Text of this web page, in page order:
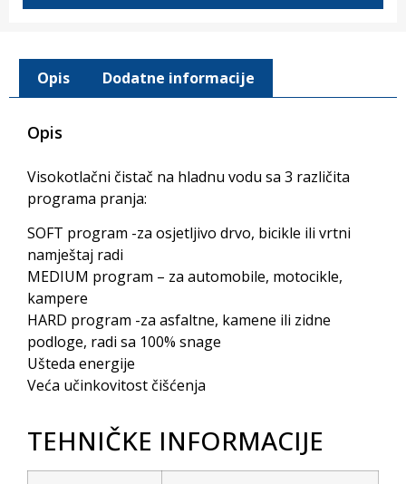
Opis Dodatne informacije
Opis
Visokotlačni čistač na hladnu vodu sa 3 različita
programa pranja:
SOFT program -za osjetljivo drvo, bicikle ili vrtni
namještaj radi
MEDIUM program – za automobile, motocikle,
kampere
HARD program -za asfaltne, kamene ili zidne
podloge, radi sa 100% snage
Ušteda energije
Veća učinkovitost čišćenja
TEHNIČKE INFORMACIJE